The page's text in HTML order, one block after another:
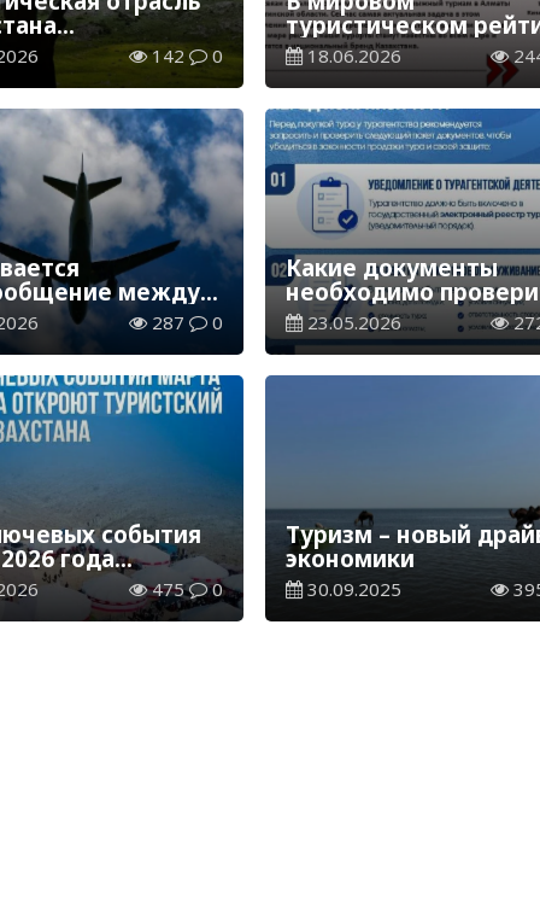
рост
142 0
туристическом
Казахстан поднялся
28 позиций
18.06.2026
между
Казахстана и
287 0
Какие документы
необходимо
перед покупкой
23.05.2026
события
года
туристский475 0
Туризм – новый
экономики
30.09.2025